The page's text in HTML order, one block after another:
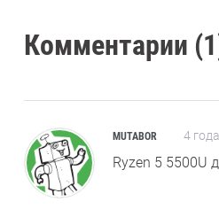
Комментарии
MUTABOR 4
Ryzen 5 5500U